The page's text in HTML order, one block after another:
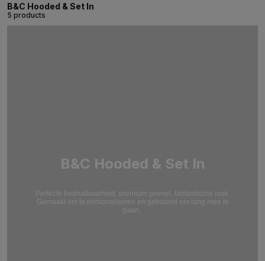
B&C Hooded & Set In
5 products
B&C Hooded & Set In
Perfecte bedrukbaarheid, premium gevoel, fantastische look.
Gemaakt om te personaliseren en gebouwd om lang mee te
gaan.